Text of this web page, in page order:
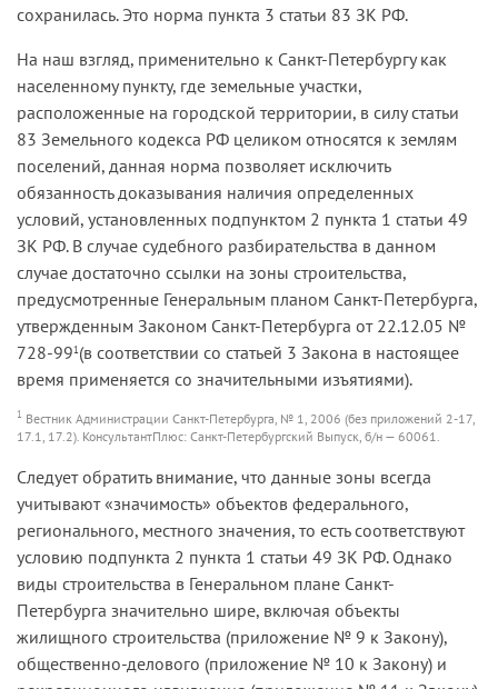
сохранилась. Это норма пункта 3 статьи 83 ЗК РФ.
На наш взгляд, применительно к Санкт-Петербургу как
населенному пункту, где земельные участки,
расположенные на городской территории, в силу статьи
83 Земельного кодекса РФ целиком относятся к землям
поселений, данная норма позволяет исключить
обязанность доказывания наличия определенных
условий, установленных подпунктом 2 пункта 1 статьи 49
ЗК РФ. В случае судебного разбирательства в данном
случае достаточно ссылки на зоны строительства,
предусмотренные Генеральным планом Санкт-Петербурга,
утвержденным Законом Санкт-Петербурга от 22.12.05 №
728-991 (в соответствии со статьей 3 Закона в настоящее
время применяется со значительными изъятиями).
1 Вестник Администрации Санкт-Петербурга, № 1, 2006 (без приложений 2-17,
17.1, 17.2). КонсультантПлюс: Санкт-Петербургский Выпуск, б/н — 60061.
Следует обратить внимание, что данные зоны всегда
учитывают «значимость» объектов федерального,
регионального, местного значения, то есть соответствуют
условию подпункта 2 пункта 1 статьи 49 ЗК РФ. Однако
виды строительства в Генеральном плане Санкт-
Петербурга значительно шире, включая объекты
жилищного строительства (приложение № 9 к Закону),
общественно-делового (приложение № 10 к Закону) и